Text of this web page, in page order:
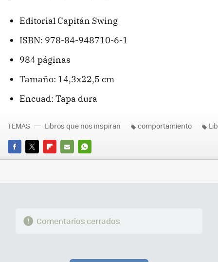
Editorial Capitán Swing
ISBN: 978-84-948710-6-1
984 páginas
Tamaño: 14,3x22,5 cm
Encuad: Tapa dura
FACEBOOK
TWITTERFLIPBOARD
E-
WHATSAPP
TEMAS Libros que nos inspiran comportamiento
Comentarios cerrados